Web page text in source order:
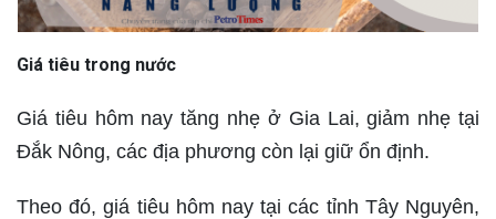
Giá tiêu trong nước
Giá tiêu hôm nay tăng nhẹ ở Gia Lai, giảm nhẹ tại
Đắk Nông, các địa phương còn lại giữ ổn định.
Theo đó, giá tiêu hôm nay tại các tỉnh Tây Nguyên,